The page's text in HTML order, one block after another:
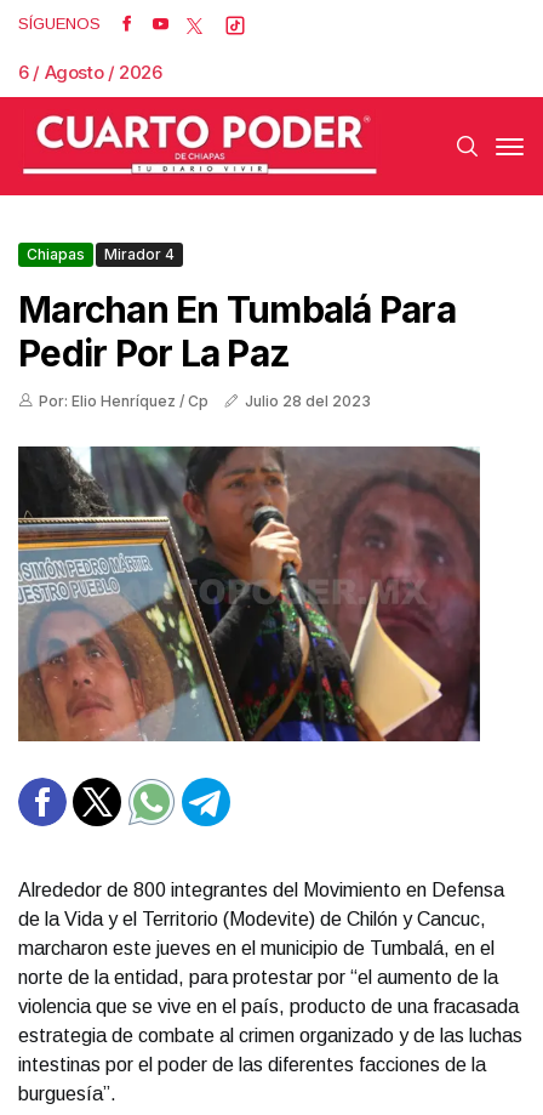
SÍGUENOS
6 / Agosto / 2026
Chiapas Mirador 4
Marchan En Tumbalá Para
Pedir Por La Paz
Por: Elio Henríquez / Cp Julio 28 del 2023
Alrededor de 800 integrantes del Movimiento en Defensa
de la Vida y el Territorio (Modevite) de Chilón y Cancuc,
marcharon este jueves en el municipio de Tumbalá, en el
norte de la entidad, para protestar por “el aumento de la
violencia que se vive en el país, producto de una fracasada
estrategia de combate al crimen organizado y de las luchas
intestinas por el poder de las diferentes facciones de la
burguesía”.